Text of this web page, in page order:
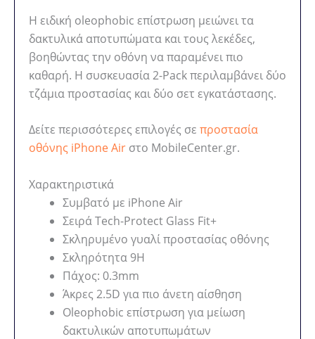
Η ειδική oleophobic επίστρωση μειώνει τα
δακτυλικά αποτυπώματα και τους λεκέδες,
βοηθώντας την οθόνη να παραμένει πιο
καθαρή. Η συσκευασία 2-Pack περιλαμβάνει δύο
τζάμια προστασίας και δύο σετ εγκατάστασης.
Δείτε περισσότερες επιλογές σε προστασία
οθόνης iPhone Air στο MobileCenter.gr.
Χαρακτηριστικά
Συμβατό με iPhone Air
Σειρά Tech-Protect Glass Fit+
Σκληρυμένο γυαλί προστασίας οθόνης
Σκληρότητα 9H
Πάχος: 0.3mm
Άκρες 2.5D για πιο άνετη αίσθηση
Oleophobic επίστρωση για μείωση
δακτυλικών αποτυπωμάτων